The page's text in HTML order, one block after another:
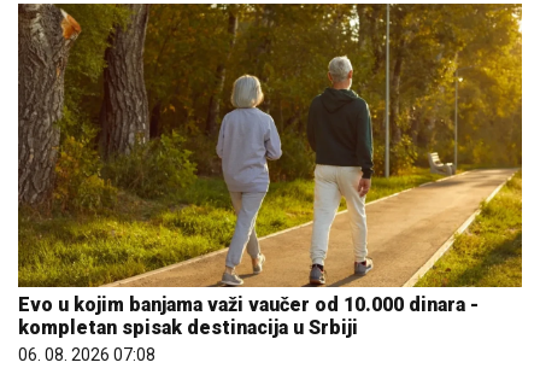
Evo u kojim banjama važi vaučer od 10.000 dinara -
kompletan spisak destinacija u Srbiji
06. 08. 2026 07:08